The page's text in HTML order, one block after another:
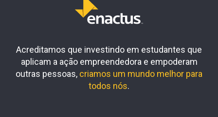
Acreditamos que investindo em estudantes que
aplicam a ação empreendedora e empoderam
outras pessoas, criamos um mundo melhor para
todos nós.